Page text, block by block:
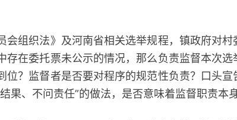
组织法》及河南省相关选举规程，镇政府对村
存在委托票未公示的情况，那么负责监督本次
位？监督者是否要对程序的规范性负责？口头
果、不问责任”的做法，是否意味着监督职责本